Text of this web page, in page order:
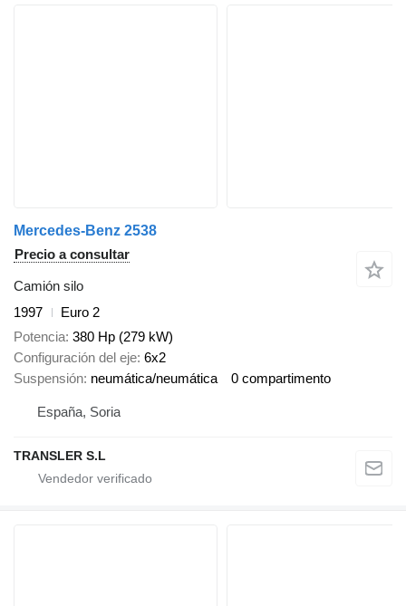
Mercedes-Benz 2538
Precio a consultar
Camión silo
1997
Euro 2
Potencia 380 Hp (279 kW)
Configuración del eje 6x2
Suspensión neumática/neumática 0 compartimento
España, Soria
TRANSLER S.L